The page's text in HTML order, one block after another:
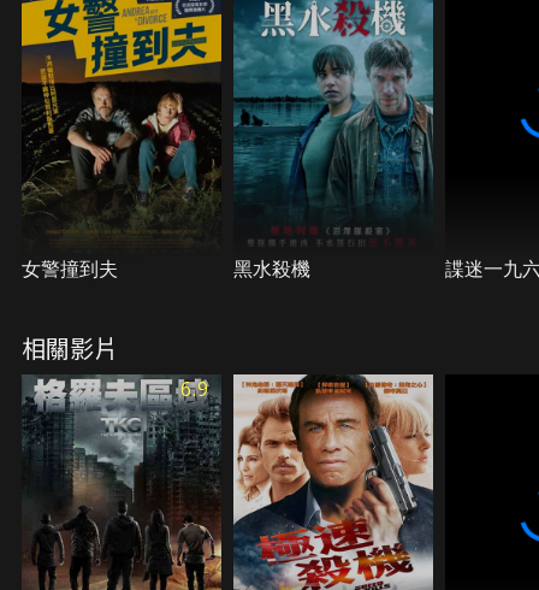
女警撞到夫 黑水殺機 諜迷一九
相關影片
6.9